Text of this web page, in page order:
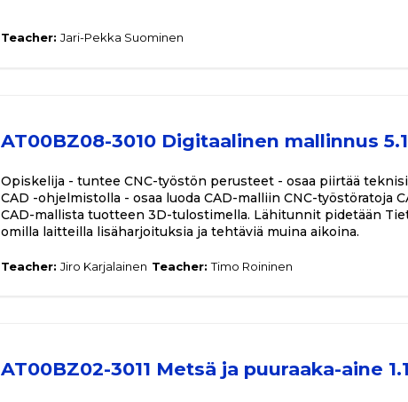
Teacher: Jari-Pekka Suominen
AT00BZ08-3010 Digitaalinen mallinnus
Opiskelija - tuntee CNC-työstön perusteet - osaa piirtää
CAD -ohjelmistolla - osaa luoda CAD-malliin CNC-työstöratoja
CAD-mallista tuotteen 3D-tulostimella. Lähitunnit pidetään
omilla laitteilla lisäharjoituksia ja tehtäviä muina aikoina.
Teacher: Jiro Karjalainen Teacher:Timo Roininen
AT00BZ02-3011 Metsä ja puuraaka-aine